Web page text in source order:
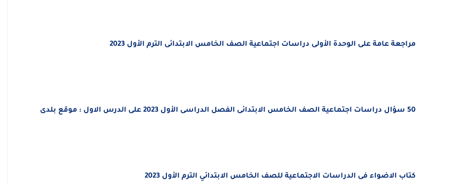
مراجعة عامة على الوحدة الأولى دراسات اجتماعية الصف الخامس الابتدائى الترم الأول 2023
50 سؤال دراسات اجتماعية الصف ال خامس الابتدائى الفصل الدراسى الأول 2023 على الدرس الاول : موقع بلدى
كتاب الاضواء فى الدراسات الاجتماعية للصف الخامس الابتدائي الترم الأول 2023